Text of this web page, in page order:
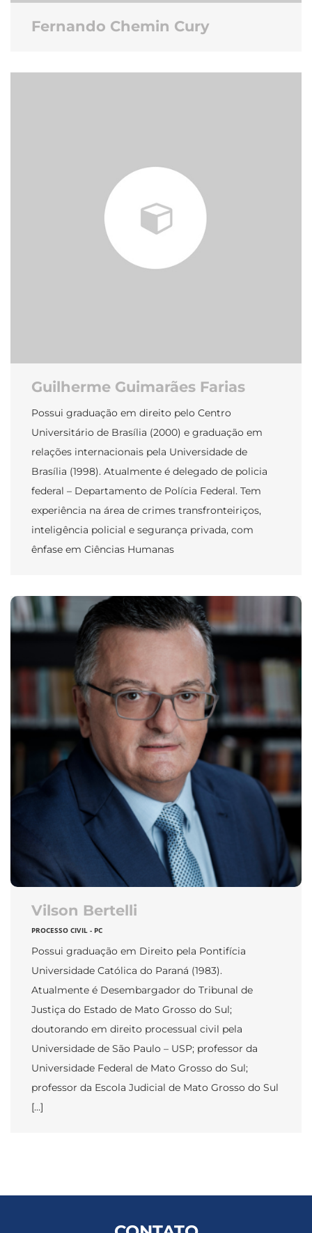
Fernando Chemin Cury
Guilherme Guimarães Farias
Possui graduação em direito pelo Centro
Universitário de Brasília (2000) e graduação em
relações internacionais pela Universidade de
Brasília (1998). Atualmente é delegado de policia
federal – Departamento de Polícia Federal. Tem
experiência na área de crimes transfronteiriços,
inteligência policial e segurança privada, com
ênfase em Ciências Humanas
Vilson Bertelli
PROCESSO CIVIL - PC
Possui graduação em Direito pela Pontifícia
Universidade Católica do Paraná (1983).
Atualmente é Desembargador do Tribunal de
Justiça do Estado de Mato Grosso do Sul;
doutorando em direito processual civil pela
Universidade de São Paulo – USP; professor da
Universidade Federal de Mato Grosso do Sul;
professor da Escola Judicial de Mato Grosso do Sul
[…]